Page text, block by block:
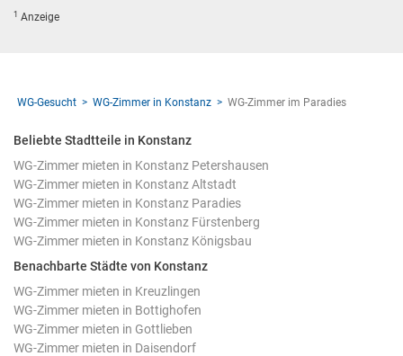
1 Anzeige
WG-Gesucht WG-Zimmer in Konstanz WG-Zimmer im Paradies
Beliebte Stadtteile in Konstanz
WG-Zimmer mieten in Konstanz Petershausen
WG-Zimmer mieten in Konstanz Altstadt
WG-Zimmer mieten in Konstanz Paradies
WG-Zimmer mieten in Konstanz Fürstenberg
WG-Zimmer mieten in Konstanz Königsbau
Benachbarte Städte von Konstanz
WG-Zimmer mieten in Kreuzlingen
WG-Zimmer mieten in Bottighofen
WG-Zimmer mieten in Gottlieben
WG-Zimmer mieten in Daisendorf